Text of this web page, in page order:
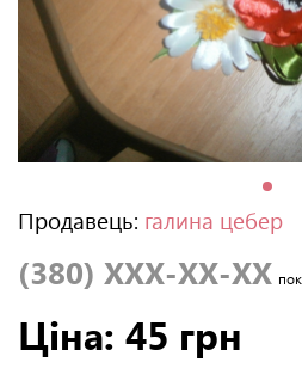
Продавець: галина цебер
(380) XXX-XX-XX
Ціна: 45 грн